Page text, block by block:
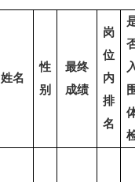
姓名
性
别
最终
成绩
岗
位
内
排
名
围